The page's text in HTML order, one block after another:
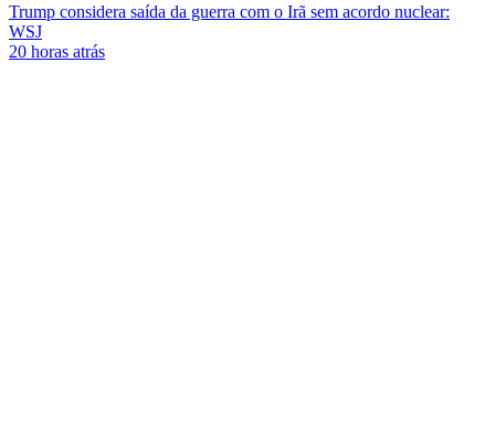
Trump considera saída da guerra com o Irã sem acordo nuclear:
WSJ
20 horas atrás